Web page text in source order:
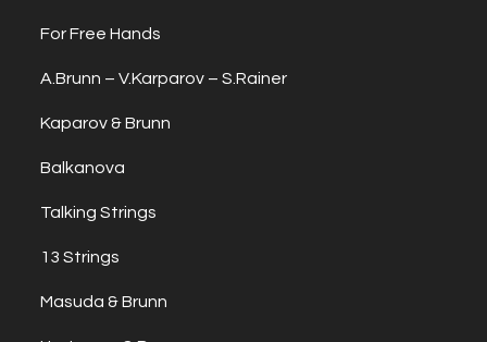
For Free Hands
A.Brunn – V.Karparov – S.Rainer
Kaparov & Brunn
Balkanova
Talking Strings
13 Strings
Masuda & Brunn